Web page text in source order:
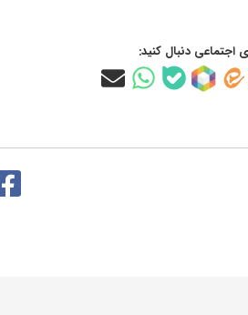
اجتماعی دنبال کنید: